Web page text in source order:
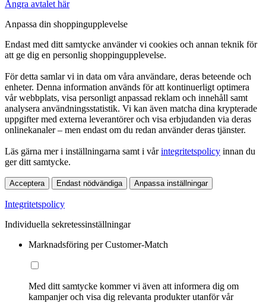
Ångra avtalet här
Anpassa din shoppingupplevelse
Endast med ditt samtycke använder vi cookies och annan teknik för
att ge dig en personlig shoppingupplevelse.
För detta samlar vi in data om våra användare, deras beteende och
enheter. Denna information används för att kontinuerligt optimera
vår webbplats, visa personligt anpassad reklam och innehåll samt
analysera användningsstatistik. Vi kan även matcha dina krypterade
uppgifter med externa leverantörer och visa erbjudanden via deras
onlinekanaler – men endast om du redan använder deras tjänster.
Läs gärna mer i inställningarna samt i vårintegritetspolicy innan du
ger ditt samtycke.
Acceptera Endast nödvändiga Anpassa inställningar
Integritetspolicy
Individuella sekretessinställningar
Marknadsföring per Customer-Match
Med ditt samtycke kommer vi även att informera dig om
kampanjer och visa dig relevanta produkter utanför vår